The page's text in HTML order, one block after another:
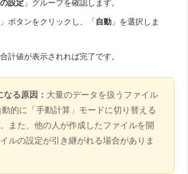
設定 」グループを確認します。
」ボタンをクリックし、「自動 」を選択しま
計値が表示されれば完了です。
る原因： 大量のデータを扱うファイル
動的に「手動計算」モードに切り替える
また、他の人が作成したファイルを開
ルの設定が引き継がれる場合がありま